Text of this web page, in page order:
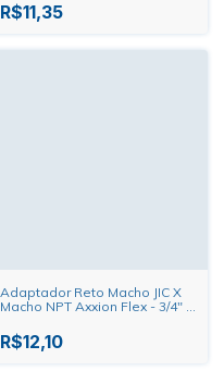
R$11,35
Adaptador Reto Macho JIC X
Macho NPT Axxion Flex - 3/4" X
R$12,10